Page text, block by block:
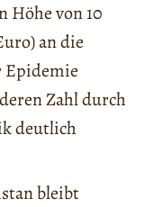
Höhe von 10
an die
Epidemie
Zahl durch
deutlich
bleibt